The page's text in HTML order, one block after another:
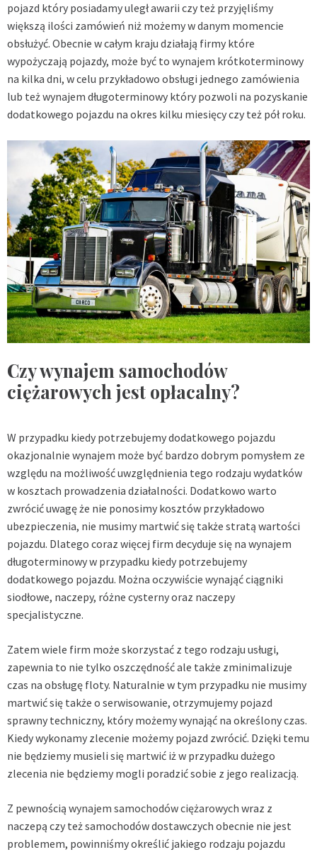
pojazd który posiadamy uległ awarii czy też przyjęliśmy
większą ilości zamówień niż możemy w danym momencie
obsłużyć. Obecnie w całym kraju działają firmy które
wypożyczają pojazdy, może być to wynajem krótkoterminowy
na kilka dni, w celu przykładowo obsługi jednego zamówienia
lub też wynajem długoterminowy który pozwoli na pozyskanie
dodatkowego pojazdu na okres kilku miesięcy czy też pół roku.
Czy wynajem samochodów
ciężarowych jest opłacalny?
W przypadku kiedy potrzebujemy dodatkowego pojazdu
okazjonalnie wynajem może być bardzo dobrym pomysłem ze
względu na możliwość uwzględnienia tego rodzaju wydatków
w kosztach prowadzenia działalności. Dodatkowo warto
zwrócić uwagę że nie ponosimy kosztów przykładowo
ubezpieczenia, nie musimy martwić się także stratą wartości
pojazdu. Dlatego coraz więcej firm decyduje się na wynajem
długoterminowy w przypadku kiedy potrzebujemy
dodatkowego pojazdu. Można oczywiście wynająć ciągniki
siodłowe, naczepy, różne cysterny oraz naczepy
specjalistyczne.
Zatem wiele firm może skorzystać z tego rodzaju usługi,
zapewnia to nie tylko oszczędność ale także zminimalizuje
czas na obsługę floty. Naturalnie w tym przypadku nie musimy
martwić się także o serwisowanie, otrzymujemy pojazd
sprawny techniczny, który możemy wynająć na określony czas.
Kiedy wykonamy zlecenie możemy pojazd zwrócić. Dzięki temu
nie będziemy musieli się martwić iż w przypadku dużego
zlecenia nie będziemy mogli poradzić sobie z jego realizacją.
Z pewnością wynajem samochodów ciężarowych wraz z
naczepą czy też samochodów dostawczych obecnie nie jest
problemem, powinniśmy określić jakiego rodzaju pojazdu